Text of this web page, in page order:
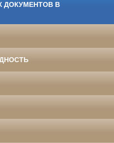
ДОКУМЕНТОВ В